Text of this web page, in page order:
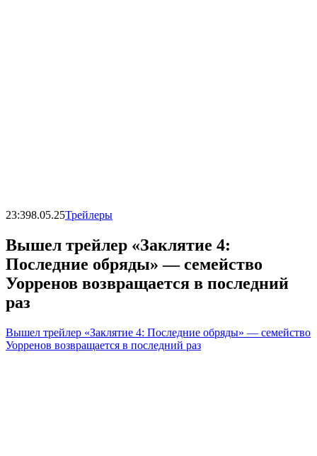
23:398.05.25Трейлеры
Вышел трейлер «Заклятие 4:
Последние обряды» — семейство
Уорренов возвращается в последний
раз
Вышел трейлер «Заклятие 4: Последние обряды» — семейство
Уорренов возвращается в последний раз